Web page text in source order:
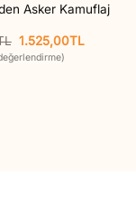
Asker Kamuflaj
Orijinal
fiyat:
2.245,00TL.
1.525,00TL